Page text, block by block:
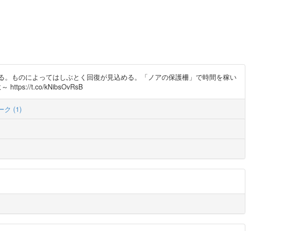
ものによってはしぶとく回復が見込める。「ノアの保護柵」で時間を稼い
https://t.co/kNibsOvRsB
ク (1)